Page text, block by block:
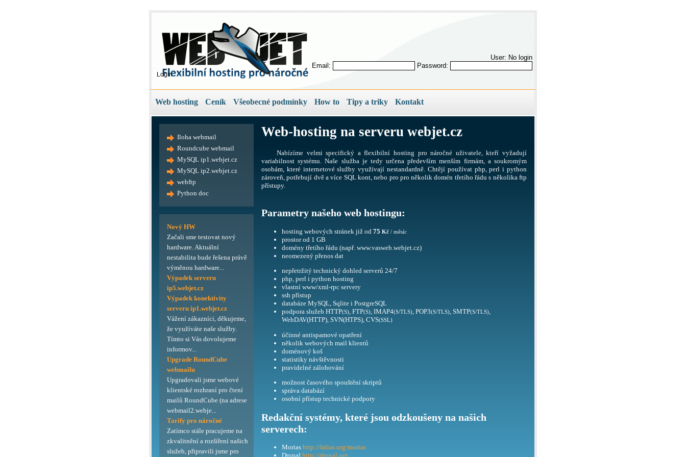
User: No login
Email:
Password:
Login
Web hosting Ceník Všeobecné podmínky How to Tipy a triky Kontakt
Web-hosting na serveru webjet.cz
Nabízíme velmi specifický a flexibilní hosting pro náročné uživatele, kteří vyžadují
variabilnost systému. Naše služba je tedy určena především menším firmám, a soukromým
osobám, které internetové služby využívají nestandardně. Chtějí používat php, perl i python
zároveň, potřebují dvě a více SQL kont, nebo pro pro několik domén třetího řádu s několika ftp
přístupy.
Parametry našeho web hostingu:
hosting webových stránek již od 75 Kč / měsíc
prostor od 1 GB
domény třetího řádu (např. www.vasweb.webjet.cz)
neomezený přenos dat
nepřetržitý technický dohled serverů 24/7
php, perl i python hosting
vlastní www/xml-rpc servery
ssh přístup
databáze MySQL, Sqlite i PostgreSQL
podpora služeb HTTP(S), FTP(S), IMAP4(S/TLS), POP3(S/TLS), SMTP(S/TLS),
WebDAV(HTTP), SVN(HTPS), CVS(SSL)
účinné antispamové opatření
několik webových mail klientů
doménový koš
statistiky návštěvnosti
pravidelné zálohování
možnost časového spouštění skriptů
správa databází
osobní přístup technické podpory
Redakční systémy, které jsou odzkoušeny na našich
serverech:
Morias http://falias.org/morias
Drupal http://drupal.org
Iloha webmail
Roundcube webmail
MySQL ip1.webjet.cz
MySQL ip2.webjet.cz
webftp
Python doc
Nový HW
Začali sme testovat nový
hardware. Aktuální
nestabilita bude řešena právě
výměnou hardware...
Výpadek serveru
ip5.webjet.cz
Výpadek konektivity
serveru ip1.webjet.cz
Vážení zákazníci, děkujeme,
že využíváte naše služby.
Tímto si Vás dovolujeme
informov...
Upgrade RoundCube
webmailu
Upgradovali jsme webové
klientské rozhraní pro čtení
mailů RoundCube (na adrese
webmail2.webje...
Tarify pro náročné
Zatímco stále pracujeme na
zkvalitnění a rozšíření našich
služeb, připravili jsme pro